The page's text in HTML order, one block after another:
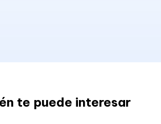
te puede interesar